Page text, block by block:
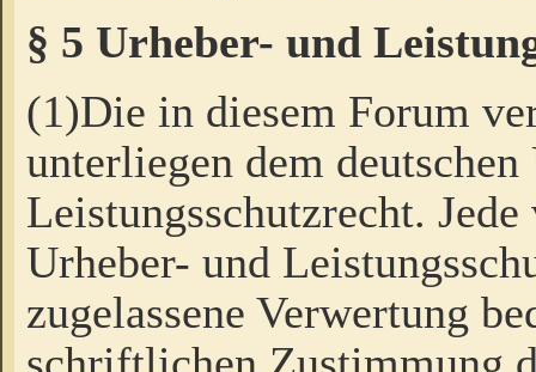
§ 5 Urheber- und
(1)Die in diesem Forum
unterliegen dem
Leistungsschutzrecht.
Urheber- und
zugelassene Verwertung